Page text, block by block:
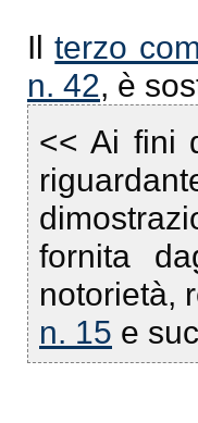
Ilterzo
n. 42, è
<< Ai fini
fornita
notorietà,
n. 15 e